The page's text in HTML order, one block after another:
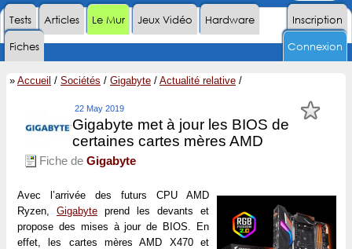
Inscription
Tests Articles Le Mur Jeux Vidéo
Hardware
Fiches
Connexion
» Accueil / Sociétés / Gigabyte / Actualité relative /
22 May 2019
Gigabyte met à jour les BIOS de
certaines cartes mères AMD
Fiche de Gigabyte
Avec l’arrivée des futurs CPU AMD
Ryzen, Gigabyte prend les devants et
propose des mises à jour de BIOS. En
effet, les cartes mères AMD X470 et